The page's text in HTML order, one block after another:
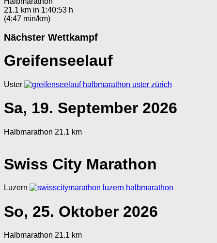
21.1 km in 1:40:53 h
(4:47 min/km)
Nächster Wettkampf
Greifenseelauf
Uster
Sa, 19. September 2026
Halbmarathon 21.1 km
Swiss City Marathon
Luzern
So, 25. Oktober 2026
Halbmarathon 21.1 km